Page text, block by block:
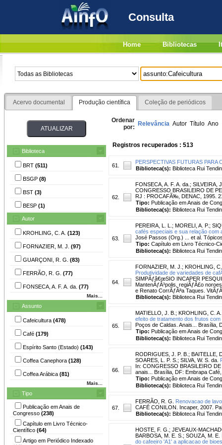
Consulta
Home Bibliotecas
Acervo documental Produção científica Coleção de periódicos
Biblioteca
BRT (511)
BSGP (8)
BST (3)
BESP (1)
Autor
KROHLING, C. A. (123)
FORNAZIER, M. J. (97)
GUARÇONI, R. G. (83)
FERRÃO, R. G. (77)
FONSECA, A. F. A. da. (77)
Mais...
Assunto
Cafeicultura (478)
Café (179)
Espírito Santo (Estado) (143)
Coffea Canephora (128)
Coffea Arábica (81)
Mais...
Tipo
Publicação em Anais de
Congresso (238)
Capítulo em Livro Técnico-
Científico (64)
Artigo em Periódico Indexado
Ordenar
por: Relevância Autor Título Ano
Registros recuperados : 513
61.
PERSPECTIVAS FUTURAS PARA
Biblioteca(s): Biblioteca Rui
62.
FONSECA, A. F. A. da. ; SILVEIRA,
CONGRESSO BRASILEIRO DE
RJ : PROCAFÃ‰, DENAC, 1995.
Tipo: Publicação em Anais de
Biblioteca(s): Biblioteca Rui
63.
PEREIRA, L. L. ; MORELI, A. P. ;
cafés especiais e sua relação com
José Passos (Org.) ... et al.
Tipo: Capítulo em Livro Técnico-
Biblioteca(s): Biblioteca Rui
64.
FORNAZIER, M. J. ; KROHLING,
Produtividade de variedades de
SIMPÃƒâ€œSIO INCAPER
MantenÃƒÂ³polis, regiÃƒÂ£o
e Renato CorrÃƒÂªa Taques.
Biblioteca(s): Biblioteca Rui
65.
MATIELLO, J. B. ; KROHLING, C. A.
efeito de tratamento dos frutos
Poços de Caldas. Anais... Brasília,
Tipo: Publicação em Anais de
Biblioteca(s): Biblioteca Rui
66.
RODRIGUES, J. P. B. ; BAITELLE,
SOARES, L. P. S. ; SILVA, W. S. da.
In: CONGRESSO BRASILEIRO
anais... Brasília, DF: Embrapa
Tipo: Publicação em Anais de
Biblioteca(s): Biblioteca Rui
67.
FERRÃO, R. G.
Renovacao de
CAFÉ CONILON. Incaper, 2007.
Biblioteca(s): Biblioteca Rui
HOSTE, F. G. ; JEVEAUX-
BARBOSA, M. E. S. ; SOUZA, M. E.
do cafeeiro 'A1' a aplicacao de